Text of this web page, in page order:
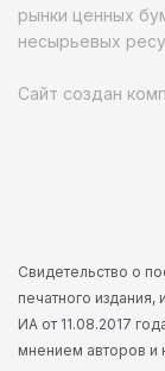
рынки ценных
несырьевых
Сайт создан
Свидетельство о
печатного
ИА от 11.08.2017
мнением авторов и